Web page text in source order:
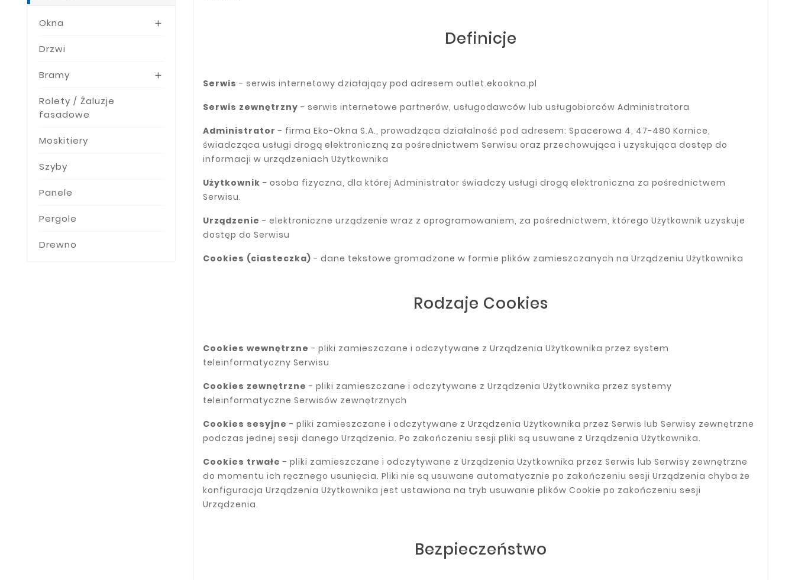
Okna 
Drzwi
Bramy 
Rolety / Żaluzje
fasadowe
Moskitiery
Szyby
Panele
Pergole
Drewno
Definicje
Serwis - serwis internetowy działający pod adresemoutlet.ekookna.pl
Serwis zewnętrzny - serwis internetowe partnerów, usługodawców lub usługobiorców Administratora
Administrator - firmaEko-Okna S.A., prowadząca działalność pod adresem: Spacerowa 4, 47-480 Kornice,
świadcząca usługi drogą elektroniczną za pośrednictwem Serwisu oraz przechowująca i uzyskująca dostęp do
informacji w urządzeniach Użytkownika
Użytkownik - osoba fizyczna, dla której Administrator świadczy usługi drogą elektroniczna za pośrednictwem
Serwisu.
Urządzenie - elektroniczne urządzenie wraz z oprogramowaniem, za pośrednictwem, którego Użytkownik uzyskuje
dostęp do Serwisu
Cookies (ciasteczka) - dane tekstowe gromadzone w formie plików zamieszczanych na Urządzeniu Użytkownika
Rodzaje Cookies
Cookies wewnętrzne - pliki zamieszczane i odczytywane z Urządzenia Użytkownika przez system
teleinformatyczny Serwisu
Cookies zewnętrzne - pliki zamieszczane i odczytywane z Urządzenia Użytkownika przez systemy
teleinformatyczne Serwisów zewnętrznych
Cookies sesyjne - pliki zamieszczane i odczytywane z Urządzenia Użytkownika przez Serwislub Serwisy zewnętrzne
podczas jednej sesji danego Urządzenia. Po zakończeniu sesji pliki są usuwane z Urządzenia Użytkownika.
Cookies trwałe - pliki zamieszczane i odczytywane z Urządzenia Użytkownika przez Serwislub Serwisy zewnętrzne
do momentu ich ręcznego usunięcia. Pliki nie są usuwane automatycznie po zakończeniu sesji Urządzenia chyba że
konfiguracja Urządzenia Użytkownika jest ustawiona na tryb usuwanie plików Cookie po zakończeniu sesji
Urządzenia.
Bezpieczeństwo